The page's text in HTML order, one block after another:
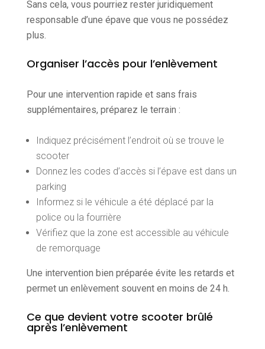
Sans cela, vous pourriez rester juridiquement
responsable d’une épave que vous ne possédez
plus.
Organiser l’accès pour l’enlèvement
Pour une intervention rapide et sans frais
supplémentaires, préparez le terrain :
Indiquez précisément l’endroit où se trouve le
scooter
Donnez les codes d’accès si l’épave est dans un
parking
Informez si le véhicule a été déplacé par la
police ou la fourrière
Vérifiez que la zone est accessible au véhicule
de remorquage
Une intervention bien préparée évite les retards et
permet un enlèvement souvent en moins de 24 h.
Ce que devient votre scooter brûlé
après l’enlèvement